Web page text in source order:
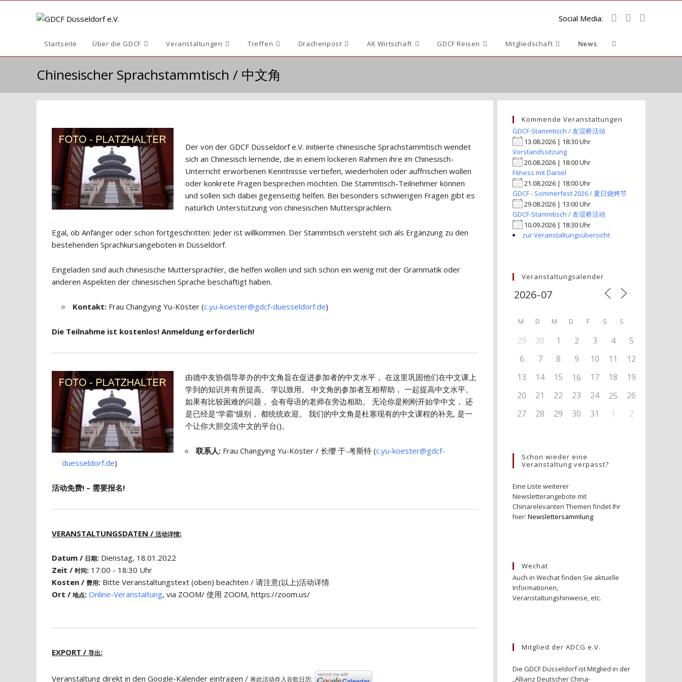
Social Media:
Startseite Über die GDCF Veranstaltungen Treffen Drachenpost AK Wirtschaft GDCF Reisen Mitgliedschaft News Website-
umschalten
Chinesischer Sprachstammtisch / 中文角
Der von der GDCF Düsseldorf e.V. initiierte chinesische Sprachstammtisch wendet
sich an Chinesisch lernende, die in einem lockeren Rahmen ihre im Chinesisch-
Unterricht erworbenen Kenntnisse vertiefen, wiederholen oder auffrischen wollen
oder konkrete Fragen besprechen möchten. Die Stammtisch-Teilnehmer können
und sollen sich dabei gegenseitig helfen. Bei besonders schwierigen Fragen gibt es
natürlich Unterstützung von chinesischen Muttersprachlern.
Egal, ob Anfänger oder schon fortgeschritten: Jeder ist willkommen. Der Stammtisch versteht sich als Ergänzung zu den
bestehenden Sprachkursangeboten in Düsseldorf.
Eingeladen sind auch chinesische Muttersprachler, die helfen wollen und sich schon ein wenig mit der Grammatik oder
anderen Aspekten der chinesischen Sprache beschäftigt haben.
Kontakt: Frau Changying Yu-Köster (c.yu-koester@gdcf-duesseldorf.de)
Die Teilnahme ist kostenlos! Anmeldung erforderlich!
由德中友协倡导举办的中文角旨在促进参加者的中文水平， 在这里巩固他们在中文课上
学到的知识并有所提高、 学以致用。 中文角的参加者互相帮助， 一起提高中文水平。
如果有比较困难的问题， 会有母语的老师在旁边相助。 无论你是刚刚开始学中文， 还
是已经是“学霸”级别， 都统统欢迎。 我们的中文角是杜塞现有的中文课程的补充, 是一
个让你大胆交流中文的平台()。
联系人:Frau Changying Yu-Köster / 长缨 于-考斯特 (c.yu-koester@gdcf-
duesseldorf.de)
活动免费! – 需要报名!
VERANSTALTUNGSDATEN / 活动详情:
Datum / 日期: Dienstag, 18.01.2022
Zeit / 时间: 17:00 - 18:30 Uhr
Kosten / 费用: Bitte Veranstaltungstext (oben) beachten / 请注意(以上)活动详情
Ort / 地点: Online-Veranstaltung, via ZOOM/ 使用 ZOOM, https://zoom.us/
EXPORT / 导出:
Veranstaltung direkt in den Google-Kalender eintragen / 将此活动存入谷歌日历:
Kommende Veranstaltungen
GDCF-Stammtisch / 友谊桥活动
13.08.2026 | 18:30 Uhr
Vorstandssitzung
20.08.2026 | 18:00 Uhr
Fitness mit Daniel
21.08.2026 | 18:00 Uhr
GDCF - Sommerfest 2026 / 夏日烧烤节
29.08.2026 | 13:00 Uhr
GDCF-Stammtisch / 友谊桥活动
10.09.2026 | 18:30 Uhr
zur Veranstaltungsübersicht
Veranstaltungsalender
M D M D F S S
29 30 1 2 3 4
5
6
7 8 9 10 11
12
13
14 15 16 17 18
19
20
21 22 23 24 25
26
27
28 29 30 31 1 2
Schon wieder eine
Veranstaltung verpasst?
Eine Liste weiterer
Newsletterangebote mit
Chinarelevanten Themen findet Ihr
hier: Newslettersammlung
Wechat
Auch in Wechat finden Sie aktuelle
Informationen,
Veranstaltungshinweise, etc.
Mitglied der ADCG e.V.
Die GDCF Düsseldorf ist Mitglied in der
„Allianz Deutscher China-